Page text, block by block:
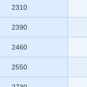
2310
2390
2460
2550